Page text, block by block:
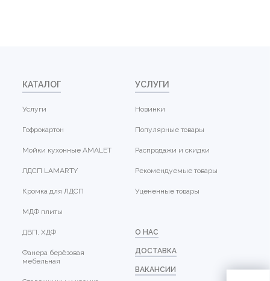
КАТАЛОГ
Услуги
Гофрокартон
Мойки кухонные AMALET
ЛДСП LAMARTY
Кромка для ЛДСП
МДФ плиты
ДВП, ХДФ
Фанера берёзовая
мебельная
УСЛУГИ
Новинки
Популярные товары
Распродажи и скидки
Рекомендуемые товары
Уцененные товары
О НАС
ДОСТАВКА
ВАКАНСИИ